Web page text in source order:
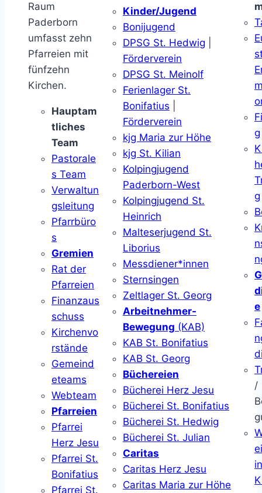
Raum
Paderborn
umfasst zehn
Pfarreien mit
fünfzehn
Kirchen.
Hauptam
tliches
Team
Pastorale
s Team
Verwaltun
gsleitung
Pfarrbüro
s
Gremien
Rat der
Pfarreien
Finanzaus
schuss
Kirchenvo
rstände
Gemeind
eteams
Webteam
Pfarreien
Pfarrei
Herz Jesu
Pfarrei St.
Bonifatius
Pfarrei St.
Kinder/Jugend
Bonijugend
DPSG St. Hedwig
Förderverein
DPSG St. Meinolf
Ferienlager St.
Bonifatius
Förderverein
kjg Maria zur Höhe
kjg St. Kilian
Kolpingjugend
Paderborn-West
Kolpingjugend St.
Heinrich
Malteserjugend St.
Liborius
Messdiener*innen
Sternsingen
Zeltlager St. Georg
Arbeitnehmer-
Bewegung (KAB)
KAB St. Bonifatius
KAB St. Georg
Büchereien
Bücherei Herz Jesu
Bücherei St. Bonifatius
Bücherei St. Hedwig
Bücherei St. Julian
Caritas
Caritas Herz Jesu
Caritas Maria zur Höhe
g
g
e
/